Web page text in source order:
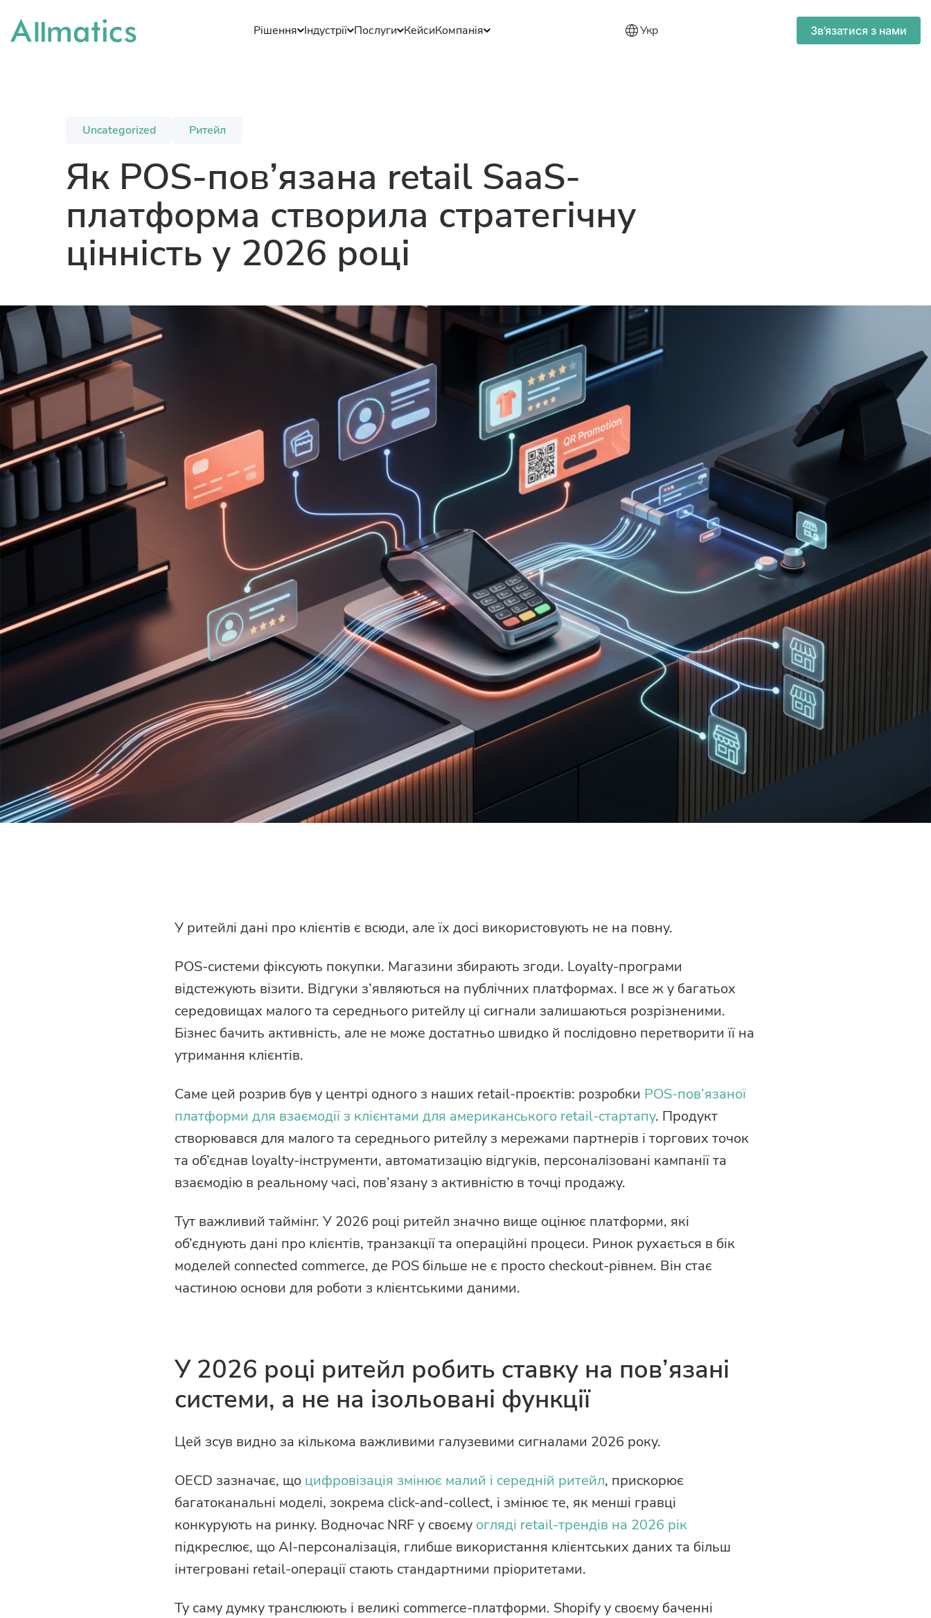
Рішення Індустрії Послуги КейсиКомпанія Укр Зв’язатися з нами
Uncategorized Ритейл
Як POS-пов’язана retail SaaS-
платформа створила стратегічну
цінність у 2026 році
У ритейлі дані про клієнтів є всюди, але їх досі використовують не на повну.
POS-системи фіксують покупки. Магазини збирають згоди. Loyalty-програми
відстежують візити. Відгуки з’являються на публічних платформах. І все ж у багатьох
середовищах малого та середнього ритейлу ці сигнали залишаються розрізненими.
Бізнес бачить активність, але не може достатньо швидко й послідовно перетворити її на
утримання клієнтів.
Саме цей розрив був у центрі одного з наших retail-проєктів: розробки POS-пов’язаної
платформи для взаємодії з клієнтами для американського retail-стартапу. Продукт
створювався для малого та середнього ритейлу з мережами партнерів і торгових точок
та об’єднав loyalty-інструменти, автоматизацію відгуків, персоналізовані кампанії та
взаємодію в реальному часі, пов’язану з активністю в точці продажу.
Тут важливий таймінг. У 2026 році ритейл значно вище оцінює платформи, які
об’єднують дані про клієнтів, транзакції та операційні процеси. Ринок рухається в бік
моделей connected commerce, де POS більше не є просто checkout-рівнем. Він стає
частиною основи для роботи з клієнтськими даними.
У 2026 році ритейл робить ставку на пов’язані
системи, а не на ізольовані функції
Цей зсув видно за кількома важливими галузевими сигналами 2026 року.
OECD зазначає, що цифровізація змінює малий і середній ритейл, прискорює
багатоканальні моделі, зокрема click-and-collect, і змінює те, як менші гравці
конкурують на ринку. Водночас NRF у своєму огляді retail-трендів на 2026 рік
підкреслює, що AI-персоналізація, глибше використання клієнтських даних та більш
інтегровані retail-операції стають стандартними пріоритетами.
Ту саму думку транслюють і великі commerce-платформи. Shopify у своєму баченні